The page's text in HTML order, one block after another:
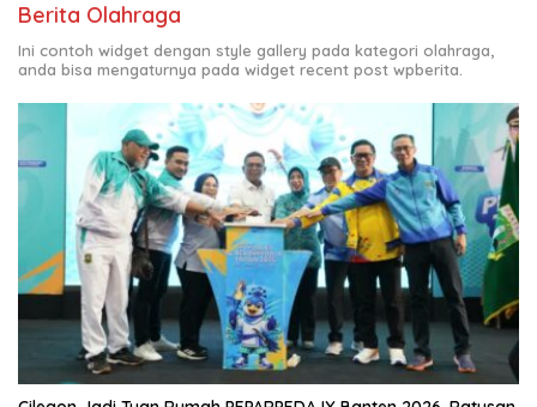
Berita Olahraga
Ini contoh widget dengan style gallery pada kategori olahraga,
anda bisa mengaturnya pada widget recent post wpberita.